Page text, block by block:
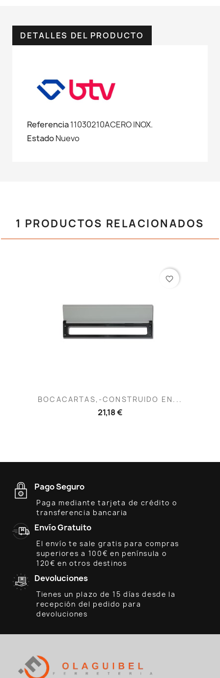
DETALLES DEL PRODUCTO
Referencia11030210ACERO INOX.
EstadoNuevo
1 PRODUCTOS RELACIONADOS
BOCACARTAS,-CONSTRUIDO EN...
21,18 €
favorite_border
Pago Seguro
Paga mediante tarjeta de crédito o
transferencia bancaria
Envío Gratuito
El envío te sale gratis para compras
superiores a 100€ en península o
120€ en otros destinos
Devoluciones
Tienes un plazo de 15 días desde la
recepción del pedido para
devoluciones